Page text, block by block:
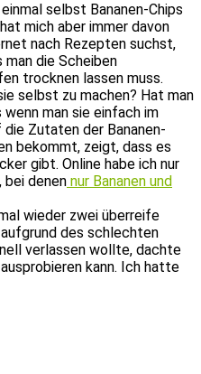
selbst Bananen-Chips
mich aber immer davon
nach Rezepten suchst,
die Scheiben
trocknen lassen muss.
selbst zu machen? Hat man
man sie einfach im
Zutaten der Bananen-
bekommt, zeigt, dass es
gibt. Online habe ich nur
bei denen nur Bananen und
wieder zwei überreife
des schlechten
verlassen wollte, dachte
kann. Ich hatte